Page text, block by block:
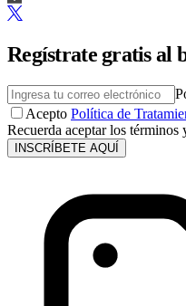
Regístrate gratis al
Acepto Política de
Recuerda aceptar los
INSCRÍBETE AQUÍ